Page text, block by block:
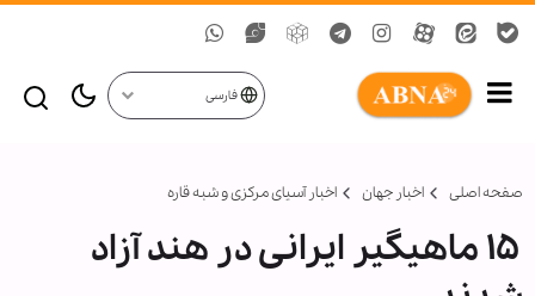
فارسی
صفحه اصلی اخبار جهان اخبار آسیای مرکزی و شبه قاره
۱۵ ماهیگیر ایرانی در هند آزاد